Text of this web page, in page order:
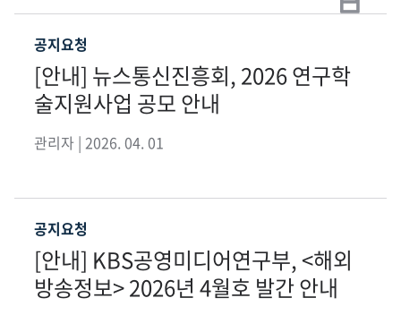
공지요청
[안내] 뉴스통신진흥회, 2026 연구학
술지원사업 공모 안내
관리자 | 2026. 04. 01
공지요청
[안내] KBS공영미디어연구부, <해외
방송정보> 2026년 4월호 발간 안내